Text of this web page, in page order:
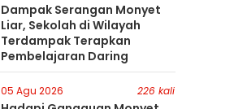
Dampak Serangan Monyet
Liar, Sekolah di Wilayah
Terdampak Terapkan
Pembelajaran Daring
05 Agu 2026 226 kali